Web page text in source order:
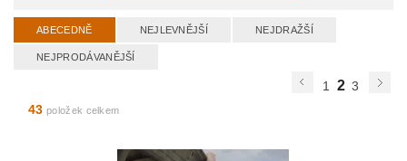
ABECEDNĚ NEJLEVNĚJŠÍ NEJDRAŽŠÍ
NEJPRODÁVANĚJŠÍ
1 2 3
43 položek celkem